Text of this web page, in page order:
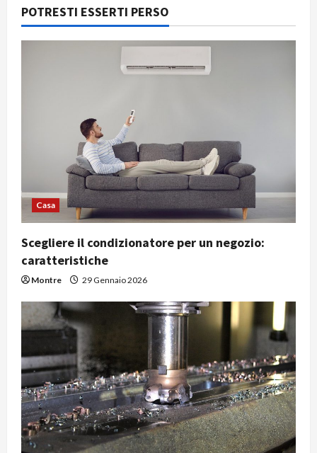
POTRESTI ESSERTI PERSO
Casa
Scegliere il condizionatore per un negozio:
caratteristiche
Montre 29 Gennaio 2026